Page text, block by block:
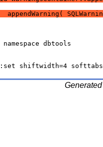
appendWarning(